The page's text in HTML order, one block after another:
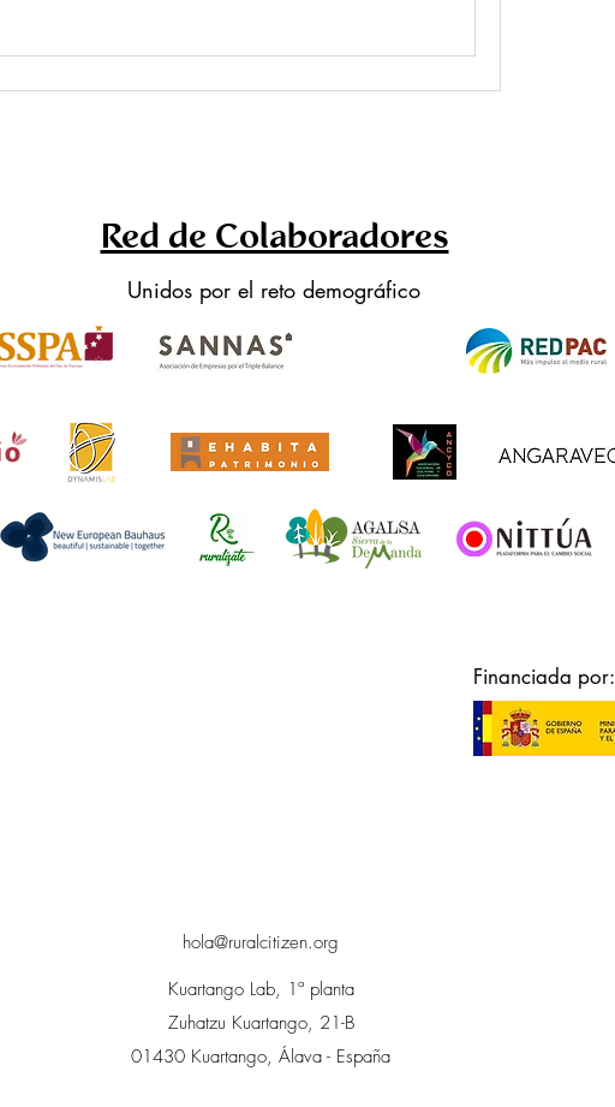
Red de Colaboradores
Unidos por el reto demográfico
Financiada por:
hola@ruralcitizen.org
Kuartango Lab, 1ª planta
Zuhatzu Kuartango, 21-B
01430 Kuartango, Álava - España